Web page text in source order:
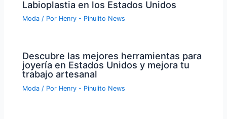
Labioplastia en los Estados Unidos
Moda / Por Henry - Pinulito News
Descubre las mejores herramientas para
joyería en Estados Unidos y mejora tu
trabajo artesanal
Moda / Por Henry - Pinulito News